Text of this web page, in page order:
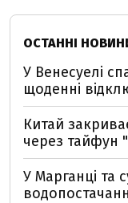
ОСТАННІ
У Венесуелі
щоденні
Китай
через тайфун
У Марганці та